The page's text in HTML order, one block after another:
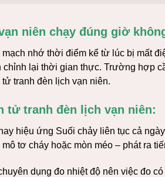
niên chạy đúng giờ
nhớ thời điểm kể từ lúc bị mất
lại thời gian thực. Trường hợp
tranh đèn lịch vạn niên.
tử tranh đèn lịch vạn niên:
hiệu ứng Suối chảy liên tục cả
tơ cháy hoặc mòn méo – phát ra
dụng đo nhiệt độ nên việc đo